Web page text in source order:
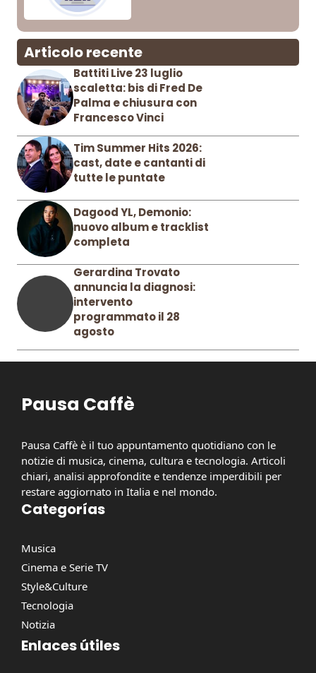
Articolo recente
Battiti Live 23 luglio
scaletta: bis di Fred De
Palma e chiusura con
Francesco Vinci
Tim Summer Hits 2026:
cast, date e cantanti di
tutte le puntate
Dagood YL, Demonio:
nuovo album e tracklist
completa
Gerardina Trovato
annuncia la diagnosi:
intervento
programmato il 28
agosto
Pausa Caffè
Pausa Caffè è il tuo appuntamento quotidiano con le
notizie di musica, cinema, cultura e tecnologia. Articoli
chiari, analisi approfondite e tendenze imperdibili per
restare aggiornato in Italia e nel mondo.
Categorías
Musica
Cinema e Serie TV
Style&Culture
Tecnologia
Notizia
Enlaces útiles